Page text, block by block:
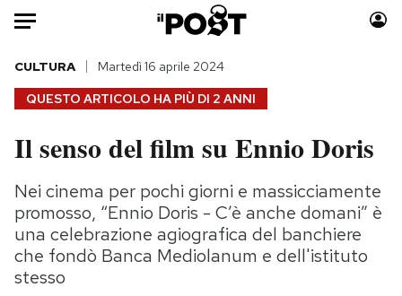
Auto
HOME
Italia
Politica
Tecnologia
Internet
Scienza
Moda
Consumismi
Storie/Idee
Ok Boomer!
QUESTO ARTICOLO HA PIÙ DI 2 ANNI
CULTURA Martedì 16 aprile 2024
Il senso del film su Ennio Doris
Nei cinema per pochi giorni e massicciamente
promosso, “Ennio Doris - C’è anche domani” è
una celebrazione agiografica del banchiere
che fondò Banca Mediolanum e dell'istituto
stesso